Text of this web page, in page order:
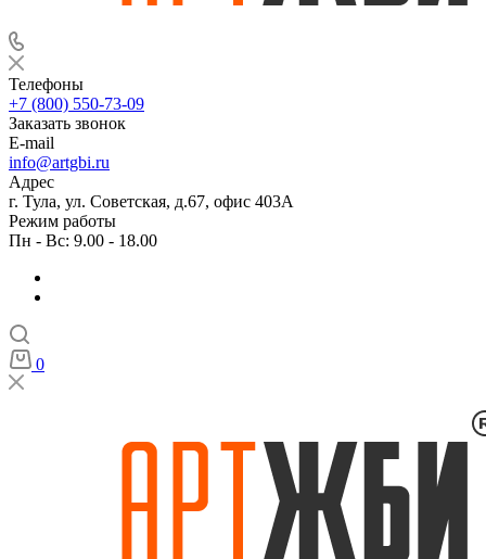
Телефоны
+7 (800) 550-73-09
Заказать звонок
E-mail
info@artgbi.ru
Адрес
г. Тула, ул. Советская, д.67, офис 403А
Режим работы
Пн - Вс: 9.00 - 18.00
0